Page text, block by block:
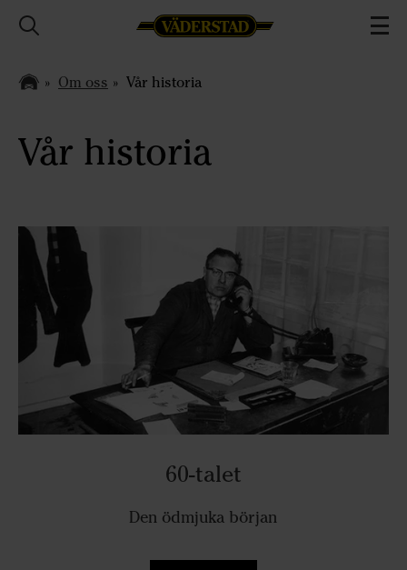
Om oss Vår historia
Vår historia
60-talet
Den ödmjuka början